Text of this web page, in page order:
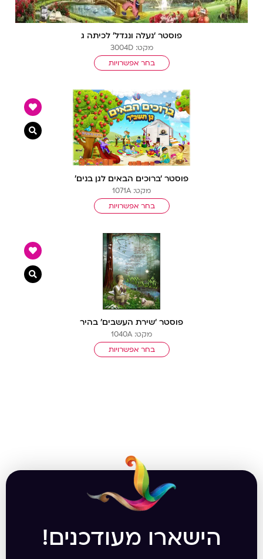
פוסטר ‘נעלה ונגדל’ לכיתה ג
מקט: 3004D
בחר אפשרויות
פוסטר ‘ברוכים הבאים לגן בנים’
מקט: 1071A
בחר אפשרויות
צפייה
פוסטר ‘שירת העשבים’ בהיר
מקט: 1040A
בחר אפשרויות
צפייה
הישארו מעודכנים!